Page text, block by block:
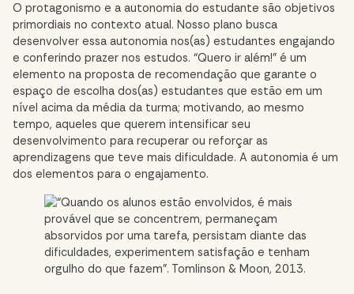
O protagonismo e a autonomia do estudante são objetivos
primordiais no contexto atual. Nosso plano busca
desenvolver essa autonomia nos(as) estudantes engajando
e conferindo prazer nos estudos. “Quero ir além!” é um
elemento na proposta de recomendação que garante o
espaço de escolha dos(as) estudantes que estão em um
nível acima da média da turma; motivando, ao mesmo
tempo, aqueles que querem intensificar seu
desenvolvimento para recuperar ou reforçar as
aprendizagens que teve mais dificuldade. A autonomia é um
dos elementos para o engajamento.